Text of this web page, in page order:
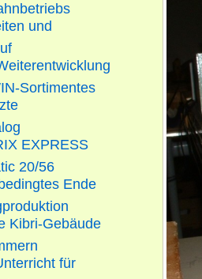
und
Sortimentes
EXPRESS
20/56
Ende
Kibri-Gebäude
für